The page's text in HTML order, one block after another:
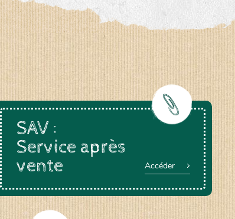
SAV :
Service après
vente
Accéder